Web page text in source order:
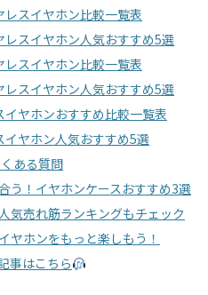
レスイヤホン比較一覧表
レスイヤホン人気おすすめ5選
レスイヤホン比較一覧表
レスイヤホン人気おすすめ5選
イヤホンおすすめ比較一覧表
イヤホン人気おすすめ5選
ある質問
う！イヤホンケースおすすめ3選
気売れ筋ランキングもチェック
ヤホンをもっと楽しもう！
事はこちら